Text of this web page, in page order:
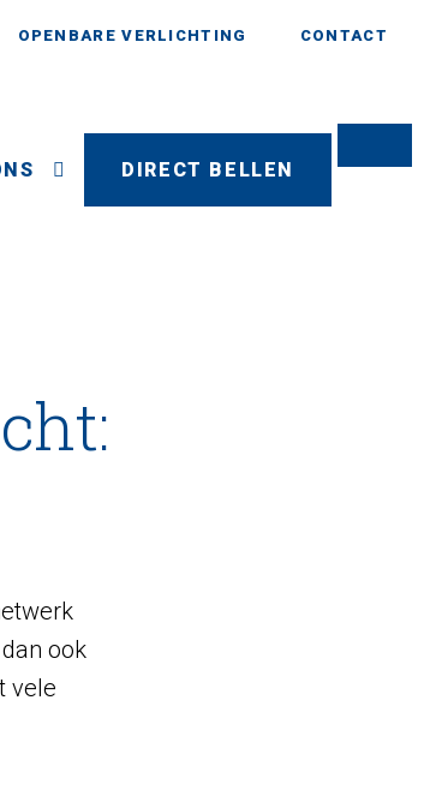
OPENBARE VERLICHTING CONTACT
DIRECT BELLEN
ook
vele